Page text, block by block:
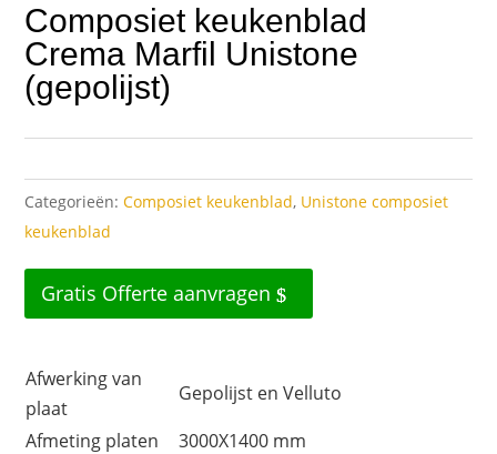
Composiet keukenblad
Crema Marfil Unistone
(gepolijst)
Categorieën: Composiet keukenblad, Unistone composiet
keukenblad
Gratis Offerte aanvragen
Afwerking van
plaat
Gepolijst en Velluto
Afmeting platen
3000X1400 mm